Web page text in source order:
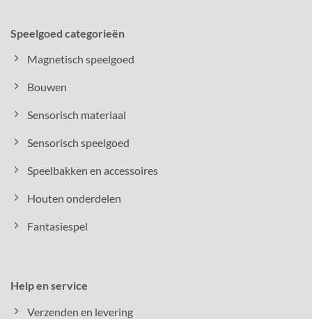
Speelgoed categorieën
Magnetisch speelgoed
Bouwen
Sensorisch materiaal
Sensorisch speelgoed
Speelbakken en accessoires
Houten onderdelen
Fantasiespel
Help en service
Verzenden en levering